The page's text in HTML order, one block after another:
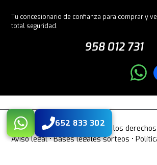
652 833 302
Tu concesionario de confianza para comprar y
total seguridad.
958 012 731
© 2026 Crestanevada. Todos los
Aviso legal•Bases legales sorteos •